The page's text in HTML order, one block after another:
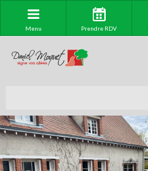
Menu Prendre RDV